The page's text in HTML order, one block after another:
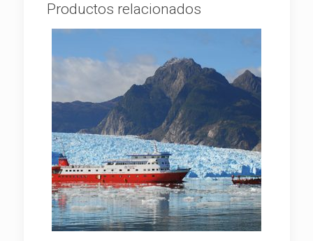
Productos relacionados